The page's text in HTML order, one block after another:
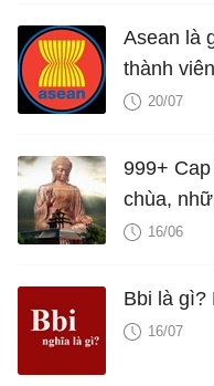
Asean là
thành
20/07
999+
chùa,
cầu bình
16/06
Bbi là gì?
16/07